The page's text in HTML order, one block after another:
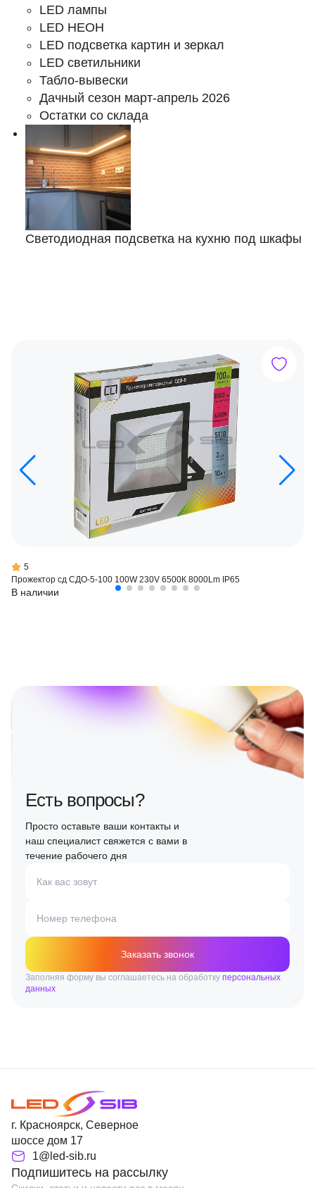
LED лампы
LED НЕОН
LED подсветка картин и зеркал
LED светильники
Табло-вывески
Дачный сезон март-апрель 2026
Остатки со склада
Светодиодная подсветка на кухню под шкафы
5
Прожектор сд СДО-5-100 100W 230V 6500К 8000Lm IP65
В наличии
Есть вопросы?
Просто оставьте ваши контакты и
наш специалист свяжется с вами в
течение рабочего дня
Как вас зовут
Номер телефона
Заказать звонок
Заполняя форму вы соглашаетесь на обработку персональных
данных
г. Красноярск, Северное
шоссе дом 17
1@led-sib.ru
Подпишитесь на рассылку